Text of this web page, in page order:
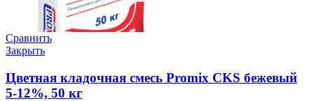
Сравнить
Закрыть
Цветная кладочная смесь Promix CKS бежевый
5-12%, 50 кг